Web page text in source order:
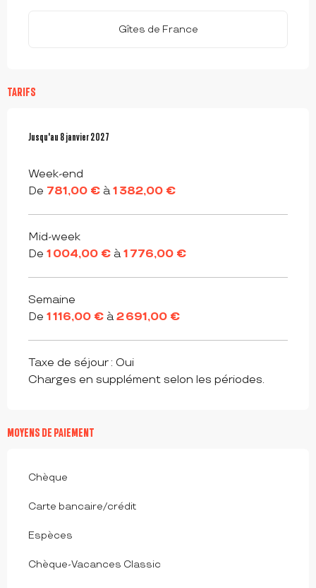
Gîtes de France
TARIFS
Du3 janvier 2026au8 janvier 2027
Jusqu'au 8 janvier 2027
Week-end
De 781,00 € à1 382,00 €
Mid-week
De 1 004,00 € à1 776,00 €
Semaine
De 1 116,00 € à2 691,00 €
Taxe de séjour : Oui
Charges en supplément selon les périodes.
MOYENS DE PAIEMENT
Chèque
Carte bancaire/crédit
Espèces
Chèque-Vacances Classic